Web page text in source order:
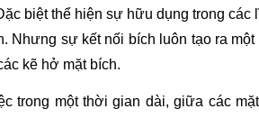
biệt thể hiện sự hữu dụng trong
Nhưng sự kết nối bích luôn tạo ra
kẽ hở mặt bích.
trong một thời gian dài, giữa các